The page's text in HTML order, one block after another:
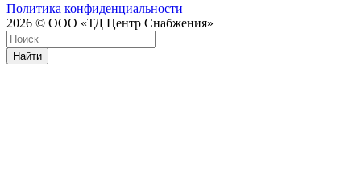
Политика конфиденциальности
2026 © ООО «ТД Центр Снабжения»
Найти